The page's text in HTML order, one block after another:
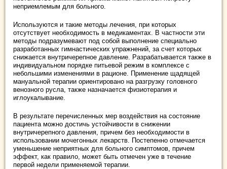
неприемлемым для больного.
Используются и такие методы лечения, при которых
отсутствует необходимость в медикаментах. В частности эти
методы подразумевают под собой выполнение специально
разработанных гимнастических упражнений, за счет которых
снижается внутричерепное давление. Разрабатывается также в
индивидуальном порядке питьевой режим в комплексе с
небольшими изменениями в рационе. Применение щадящей
мануальной терапии ориентировано на разгрузку головного
венозного русла, также назначается физиотерапия и
иглоукалывание.
В результате перечисленных мер воздействия на состояние
пациента можно достичь устойчивости в снижении
внутричерепного давления, причем без необходимости в
использовании мочегонных лекарств. Постепенно отмечается
уменьшение неприятных для больного симптомов, причем
эффект, как правило, может быть отмечен уже в течение
первой недели применяемой терапии.